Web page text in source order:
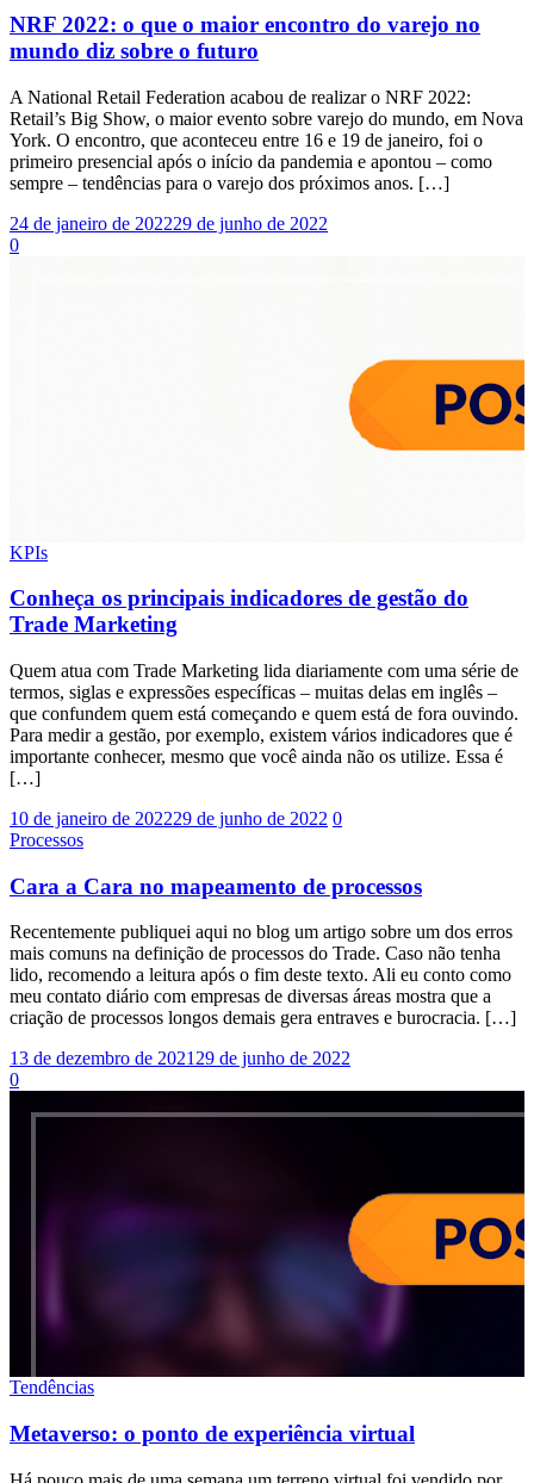
NRF 2022: o que o maior encontro do varejo no
mundo diz sobre o futuro
A National Retail Federation acabou de realizar o NRF 2022:
Retail’s Big Show, o maior evento sobre varejo do mundo, em Nova
York. O encontro, que aconteceu entre 16 e 19 de janeiro, foi o
primeiro presencial após o início da pandemia e apontou – como
sempre – tendências para o varejo dos próximos anos. […]
24 de janeiro de 202229 de junho de 2022
0
KPIs
Conheça os principais indicadores de gestão do
Trade Marketing
Quem atua com Trade Marketing lida diariamente com uma série de
termos, siglas e expressões específicas – muitas delas em inglês –
que confundem quem está começando e quem está de fora ouvindo.
Para medir a gestão, por exemplo, existem vários indicadores que é
importante conhecer, mesmo que você ainda não os utilize. Essa é
[…]
10 de janeiro de 202229 de junho de 2022 0
Processos
Cara a Cara no mapeamento de processos
Recentemente publiquei aqui no blog um artigo sobre um dos erros
mais comuns na definição de processos do Trade. Caso não tenha
lido, recomendo a leitura após o fim deste texto. Ali eu conto como
meu contato diário com empresas de diversas áreas mostra que a
criação de processos longos demais gera entraves e burocracia. […]
13 de dezembro de 202129 de junho de 2022
0
Tendências
Metaverso: o ponto de experiência virtual